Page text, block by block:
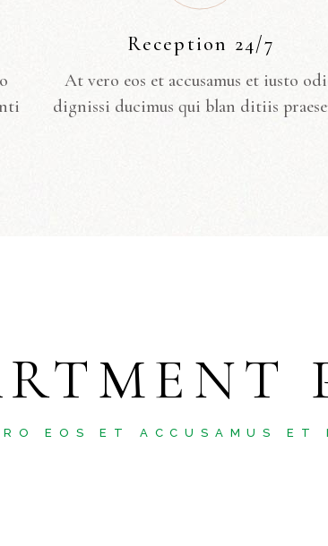
Reception 24/7
At vero eos et accusamus et iusto
dignissi ducimus qui blan ditiis
EOS ET ACCUSAMUS ET